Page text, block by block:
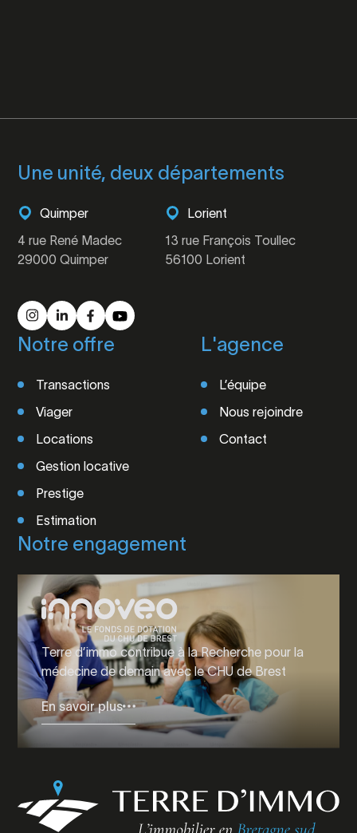
Une unité, deux départements
Quimper
4 rue René Madec
29000 Quimper
Lorient
13 rue François Toullec
56100 Lorient
Notre offre
Transactions
Viager
Locations
Gestion locative
Prestige
Estimation
L'agence
L’équipe
Nous rejoindre
Contact
Notre engagement
Terre d’immo contribue à la Recherche pour la
médecine de demain avec le CHU de Brest
En savoir plus